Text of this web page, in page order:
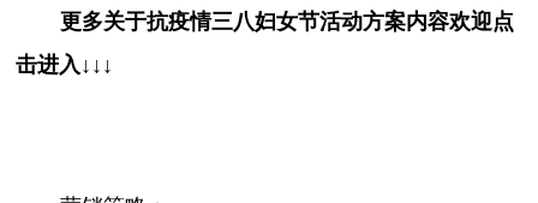
更多关于抗疫情三八妇女节活动方案内容欢迎点
击进入↓↓↓